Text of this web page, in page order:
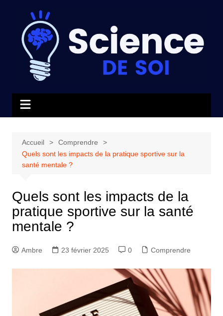
contenu
Accueil
Comprendre
Quels sont les impacts de la pratique sportive sur la
santé mentale ?
Quels sont les impacts de la
pratique sportive sur la santé
mentale ?
Ambre 23 février 2025 0 Comprendre